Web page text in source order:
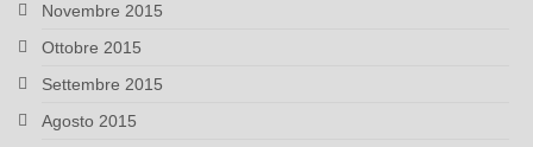
Novembre 2015
Ottobre 2015
Settembre 2015
Agosto 2015